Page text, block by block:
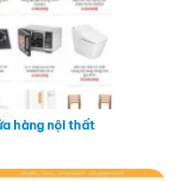
hàng nội thất